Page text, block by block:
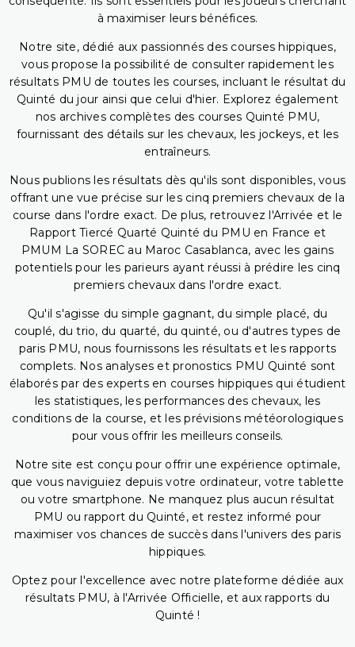
à maximiser leurs bénéfices.
Notre site, dédié aux passionnés des courses hippiques,
vous propose la possibilité de consulter rapidement les
résultats PMU de toutes les courses, incluant le résultat du
Quinté du jour ainsi que celui d'hier. Explorez également
nos archives complètes des courses Quinté PMU,
fournissant des détails sur les chevaux, les jockeys, et les
entraîneurs.
Nous publions les résultats dès qu'ils sont disponibles, vous
offrant une vue précise sur les cinq premiers chevaux de la
course dans l'ordre exact. De plus, retrouvez l'Arrivée et le
Rapport Tiercé Quarté Quinté du PMU en France et
PMUM La SOREC au Maroc Casablanca, avec les gains
potentiels pour les parieurs ayant réussi à prédire les cinq
premiers chevaux dans l'ordre exact.
Qu'il s'agisse du simple gagnant, du simple placé, du
couplé, du trio, du quarté, du quinté, ou d'autres types de
paris PMU, nous fournissons les résultats et les rapports
complets. Nos analyses et pronostics PMU Quinté sont
élaborés par des experts en courses hippiques qui étudient
les statistiques, les performances des chevaux, les
conditions de la course, et les prévisions météorologiques
pour vous offrir les meilleurs conseils.
Notre site est conçu pour offrir une expérience optimale,
que vous naviguiez depuis votre ordinateur, votre tablette
ou votre smartphone. Ne manquez plus aucun résultat
PMU ou rapport du Quinté, et restez informé pour
maximiser vos chances de succès dans l'univers des paris
hippiques.
Optez pour l'excellence avec notre plateforme dédiée aux
résultats PMU, à l'Arrivée Officielle, et aux rapports du
Quinté !